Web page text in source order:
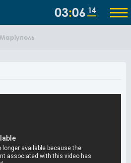
03 06 14
Маріуполь